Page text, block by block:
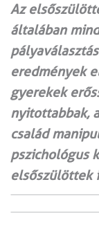
Az
általában
eredmények
gyerekek
nyitottabbak,
család
pszichológus
elsőszülöttek